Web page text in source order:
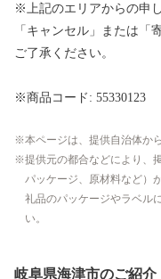
※上記のエリアからの申
「キャンセル」または「
ご了承ください。
※商品コード: 55330123
本ページは、提供自治体か
提供元の都合などにより、
パッケージ、原材料など）
礼品のパッケージやラベル
い。
岐阜県海津市のご紹介